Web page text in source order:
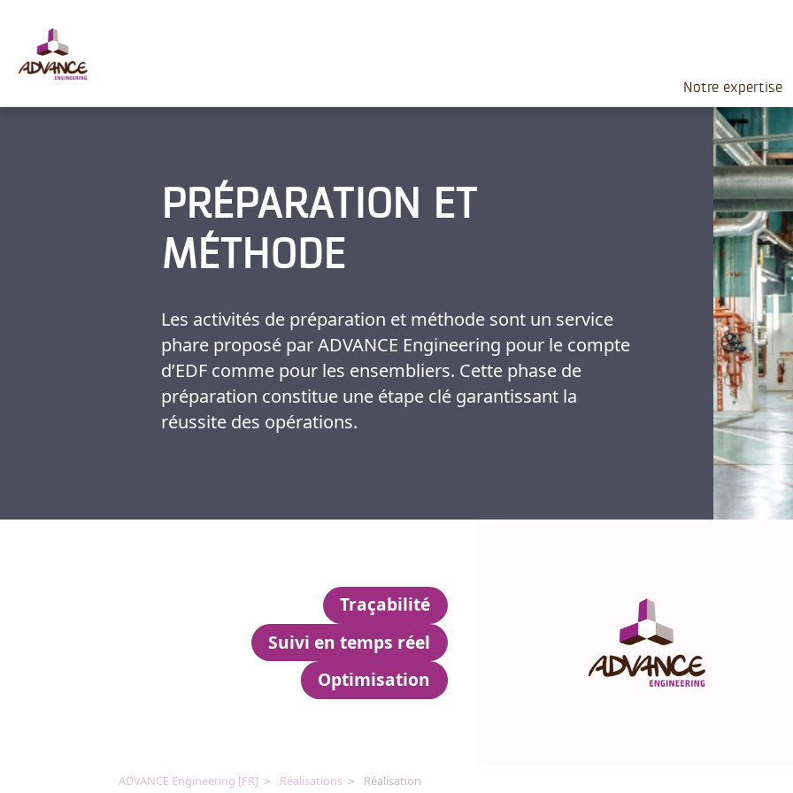
Notre expertise
PRÉPARATION ET
MÉTHODE
Les activités de préparation et méthode sont un service
phare proposé par ADVANCE Engineering pour le compte
d’EDF comme pour les ensembliers. Cette phase de
préparation constitue une étape clé garantissant la
réussite des opérations.
Traçabilité
Suivi en temps réel
Optimisation
ADVANCE Engineering [FR] Réalisations Réalisation